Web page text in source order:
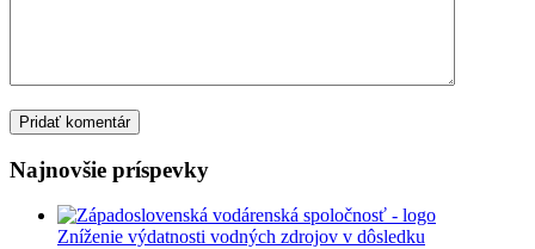
Najnovšie príspevky
Zníženie výdatnosti vodných zdrojov v dôsledku